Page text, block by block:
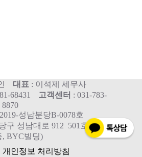
대표 : 이석제 세무사
68431 고객센터 : 031-783-
8870
성남분당B-0078호
구 성남대로 912 501호, 515호
, BYC빌딩)
개인정보 처리방침